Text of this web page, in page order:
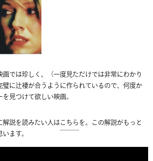
では珍しく、（一度見ただけでは非常にわかり
に辻褄が合うように作られているので、何度か
見つけて欲しい映画。
説を読みたい人はこちらを。この解説がもっと
ます。